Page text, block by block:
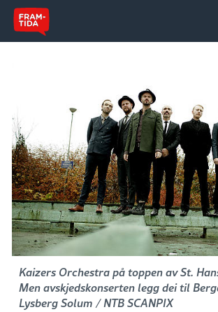
Kaizers Orchestra på toppen av St.
Men avskjedskonserten legg dei til
Lysberg Solum / NTB SCANPIX